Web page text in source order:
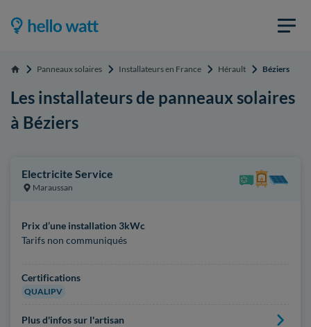
Accueil Panneaux solaires Installateurs en France Hérault Béziers
Les installateurs de panneaux solaires
à Béziers
Electricite Service
Maraussan
Prix d’une installation 3kWc
Tarifs non communiqués
Certifications
QUALIPV
Plus d'infos sur l'artisan